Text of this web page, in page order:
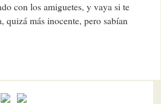
con los amiguetes, y vaya si te
quizá más inocente, pero sabían